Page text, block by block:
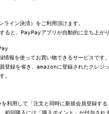
ライン決済）をご利用頂けます。
ると、PayPayアプリが自動的に立ち上が
情報を使ってお買い物できるサービスです。
登録を省き、amazonに登録されたクレジ
。
利用して「注文と同時に新規会員登録す